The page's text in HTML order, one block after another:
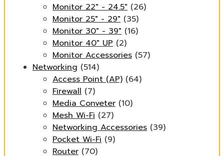
Monitor 22" - 24.5" (26)
Monitor 25" - 29" (35)
Monitor 30" - 39" (16)
Monitor 40" UP (2)
Monitor Accessories (57)
Networking (514)
Access Point (AP) (64)
Firewall (7)
Media Conveter (10)
Mesh Wi-Fi (27)
Networking Accessories (39)
Pocket Wi-Fi (9)
Router (70)